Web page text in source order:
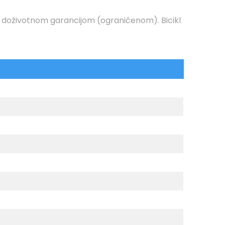
doživotnom garancijom (ograničenom). Bicikl